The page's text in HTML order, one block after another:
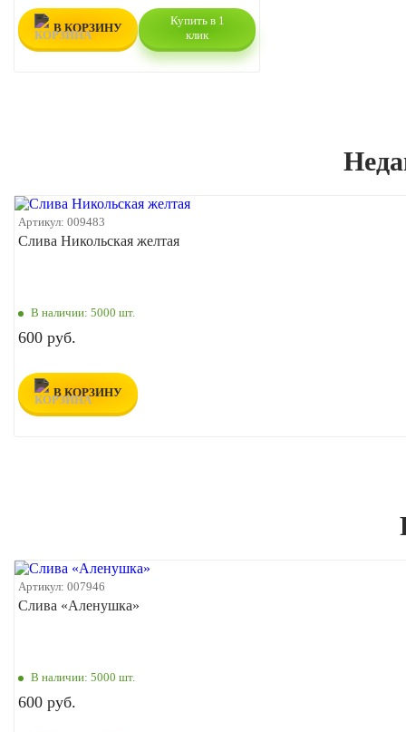
В КОРЗИНУ
Купить в 1
клик
Артикул: 009483
Слива Никольская желтая
В наличии: 5000 шт.
600 руб.
В КОРЗИНУ
Артикул: 007946
Слива «Аленушка»
В наличии: 5000 шт.
600 руб.